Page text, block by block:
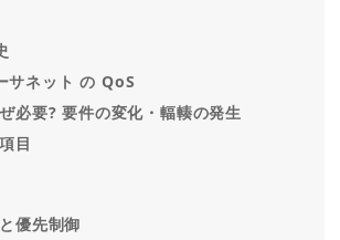
サネット の QoS
必要? 要件の変化・輻輳の発生
目
優先制御